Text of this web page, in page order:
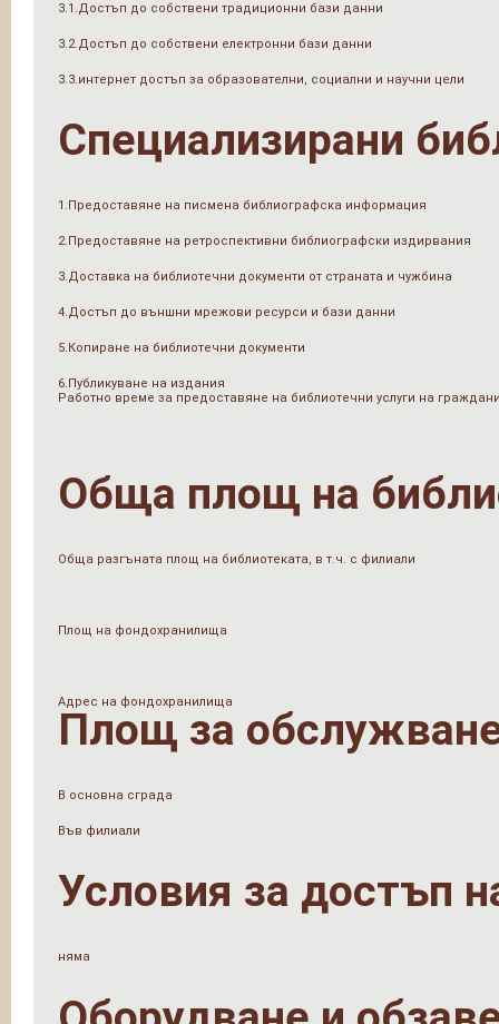
3.1.Достъп до собствени традиционни бази данни
3.2.Достъп до собствени електронни бази данни
3.3.интернет достъп за образователни, социални и научни цели
Специализирани
1.Предоставяне на писмена библиографска информация
2.Предоставяне на ретроспективни библиографски издирвания
3.Доставка на библиотечни документи от страната и чужбина
4.Достъп до външни мрежови ресурси и бази данни
5.Копиране на библиотечни документи
6.Публикуване на издания
Работно време за предоставяне на библиотечни услуги на
Обща площ на
Обща разгъната площ на библиотеката, в т.ч. с филиали
Площ на фондохранилища
Адрес на фондохранилища
Площ за
В основна сграда
Във филиали
Условия за достъп
няма